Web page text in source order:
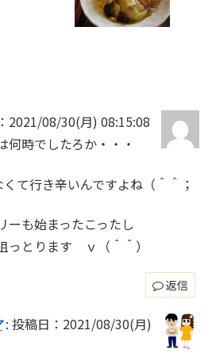
2021/08/30(月) 08:15:08
何時でしたろか・・・
て行き辛いんですよね（＾＾；
ーも始まったこったし
っとります ｖ（＾＾）
返信
: 投稿日：2021/08/30(月)